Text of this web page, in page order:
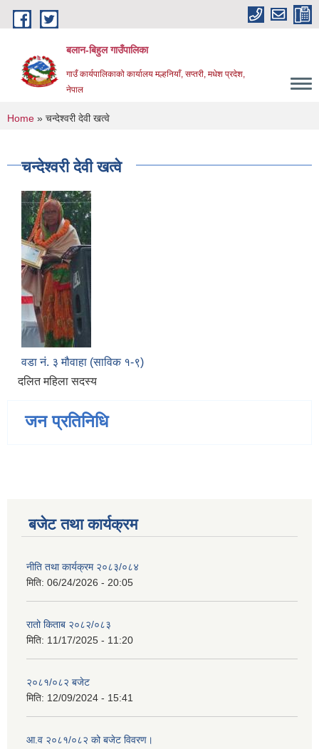
Skip to main content
बलान-बिहुल गाउँपालिका
गाउँ कार्यपालिकाको कार्यालय मल्हनियाँ, सप्तरी, मधेश प्रदेश,
नेपाल
You are here
Home » चन्देश्वरी देवी खत्वे
चन्देश्वरी देवी खत्वे
वडा नं. ३ मौवाहा (साविक १-९)
दलित महिला सदस्य
जन प्रतिनिधि
बजेट तथा कार्यक्रम
नीति तथा कार्यक्रम २०८३/०८४
मिति: 06/24/2026 - 20:05
रातो किताब २०८२/०८३
मिति: 11/17/2025 - 11:20
२०८१/०८२ बजेट
मिति: 12/09/2024 - 15:41
आ.व २०८१/०८२ को बजेट विवरण।